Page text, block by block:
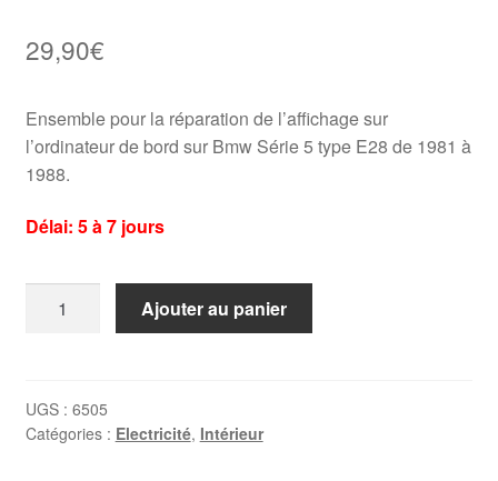
29,90€
Ensemble pour la réparation de l’affichage sur
l’ordinateur de bord sur Bmw Série 5 type E28 de 1981 à
1988.
Délai: 5 à 7 jours
remplacement
pour
Ajouter au panier
UGS : 6505
Catégories : Electricité, Intérieur